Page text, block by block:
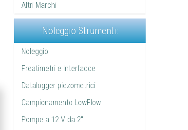
Altri Marchi
Noleggio Strumenti:
Noleggio
Freatimetri e Interfacce
Datalogger piezometrici
Campionamento LowFlow
Pompe a 12 V da 2"